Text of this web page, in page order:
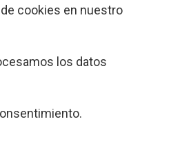
cookies en nuestro
los datos